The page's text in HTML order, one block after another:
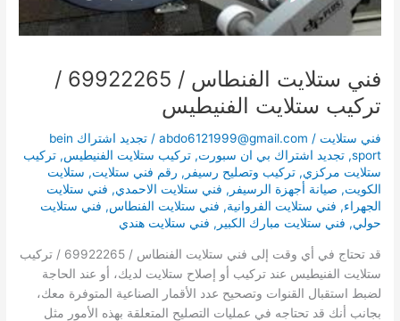
فني ستلايت الفنطاس / 69922265 /
تركيب ستلايت الفنيطيس
فني ستلايت /
abdo6121999@gmail.com
/
تجديد اشتراك bein
sport
,تجديد اشتراك بي ان سبورت,تركيب ستلايت الفنيطيس,تركيب
ستلايت مركزي,تركيب وتصليح رسيفر , رقم فني ستلايت, ستلايت
الكويت, صيانة أجهزة الرسيفر , فني ستلايت الاحمدي, فني ستلايت
الجهراء, فني ستلايت الفروانية, فني ستلايت الفنطاس, فني ستلايت
حولي, فني ستلايت مبارك الكبير , فني ستلايت هندي
قد تحتاج في أي وقت إلى فني ستلايت الفنطاس / 69922265 / تركيب
ستلايت الفنيطيس عند تركيب أو إصلاح ستلايت لديك، أو عند الحاجة
لضبط استقبال القنوات وتصحيح عدد الأقمار الصناعية المتوفرة معك،
بجانب أنك قد تحتاجه في عمليات التصليح المتعلقة بهذه الأمور مثل